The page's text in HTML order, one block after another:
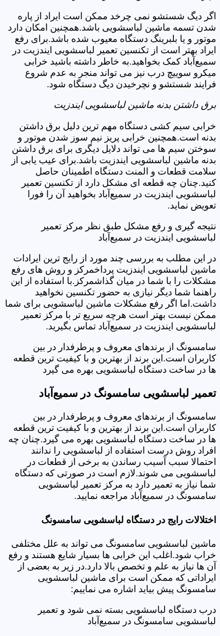
اگر دیگ شستشو نمی چرخد ممکن است ایراد از پاره
شدن تسمه ماشین لباسشویی باشد.همچنین امکان دارد
موتور و یا بلبرینگ دستگاه معیوب شده باشد.برای رفع
ایراد بهتر است از تکنسین تعمیر لباسشویی ایندزیت در
سمیع‌آباد کمک بخواهید.به خاطر داشته باشید خرابی
میکرو سوییچ درب نیز می تواند منجر به عدم شروع
فرایند شستشو و نچرخیدن دیگ دستگاه شود.
برق داشتن بدنه ماشین لباسشویی ایندزیت
خرابی سیم کشی دستگاه مهم ترین دلیل برق داشتن
بدنه است.همچنین خرابی پریز نیم سوز شدن موتور و
سوختن سیم ها می تواند دلایل دیگری برای برق داشتن
بدنه ماشین لباسشویی ایندزیت باشد.برای عیب یابی از
سلامت قطعات و المنت دستگاه اطمینان حاصل
کنید.چنان چه قطعه ای مشکل دارد از تکنسین تعمیر
لباسشویی ایندزیت در سمیع‌آباد بخواهید آن را فورا
تعویض نماید.
نتیجه گیری و رفع مشکل طبق نظر مرکز تعمیر
لباسشویی ایندزیت در سمیع‌آباد
در این مطلب به بررسی چند مورد از رایج ترین ایرادات
ماشین لباسشویی ایندزیت پرداخمرکز و روش های رفع
مشکلات را با شما در میان گذاشمرکز.با استفاده از این
راهنما شما دیگر نیازی به حضور تکنسین نخواهید
داشت.اما اگر رفع مشکلات ماشین لباسشویی برای شما
ممکن نیست بهتر است هرچه سریع تر با مرکز تعمیر
لباسشویی ایندزیت در سمیع‌آباد تماس بگیرید.
سامسونگ از برندهای معروف و پرطرفدار در بین
کاربران است.این برند از بهترین و با کیفیت ترین قطعه
ها در ساخت دستگاه لباسشویی بهره می گیرد
تعمیر لباسشویی سامسونگ در سمیع‌آباد
سامسونگ از برندهای معروف و پرطرفدار در بین
کاربران است.این برند از بهترین و با کیفیت ترین قطعه
ها در ساخت دستگاه لباسشویی بهره می گیرد.چنان چه
افراد روش درست استفاده از لباسشویی را ندانند
احتمالا سبب آسیب رساندن به برخی از قطعات در
لباسشویی می شوند.لازم است در صورتی که دستگاه
شما نیاز به تعمیر دارد به مرکز تعمیر لباسشویی
سامسونگ در سمیع‌آباد مراجعه نمایید.
اختلالات رایج در دستگاه لباسشویی سامسونگ
ماشین لباسشویی سامسونگ می تواند به علل مختلفی
خراب شود.اغلب این خرابی ها بسیار شایع هستند و رفع
آن ها نیاز به علم و تخصص بالا دارد.در زیر به بعضی از
ایراداتی که ممکن است برای ماشین لباسشویی
سامسونگ پیش بیاید اشاره می نماییم:
درب دستگاه لباسشویی بسته نمی شود و تعمیر
لباسشویی سامسونگ در سمیع‌آباد